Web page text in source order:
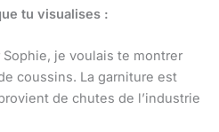
tu visualises :
Sophie, je voulais te montrer
coussins. La garniture est
de chutes de l’industrie